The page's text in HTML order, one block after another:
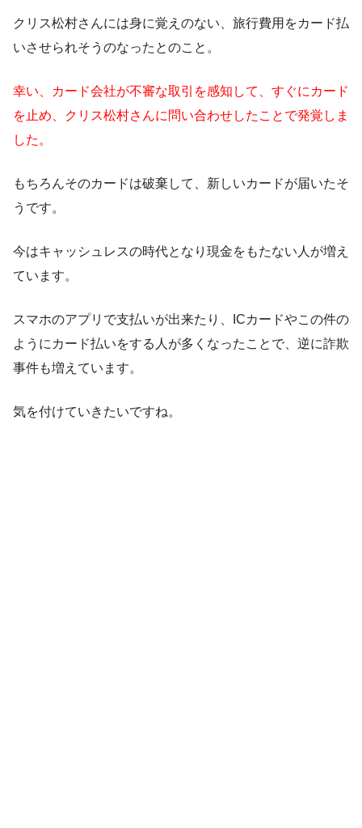
クリス松村さんには身に覚えのない、旅行費用をカード払
いさせられそうのなったとのこと。
幸い、カード会社が不審な取引を感知して、すぐにカード
を止め、クリス松村さんに問い合わせしたことで発覚しま
した。
もちろんそのカードは破棄して、新しいカードが届いたそ
うです。
今はキャッシュレスの時代となり現金をもたない人が増え
ています。
スマホのアプリで支払いが出来たり、ICカードやこの件の
ようにカード払いをする人が多くなったことで、逆に詐欺
事件も増えています。
気を付けていきたいですね。